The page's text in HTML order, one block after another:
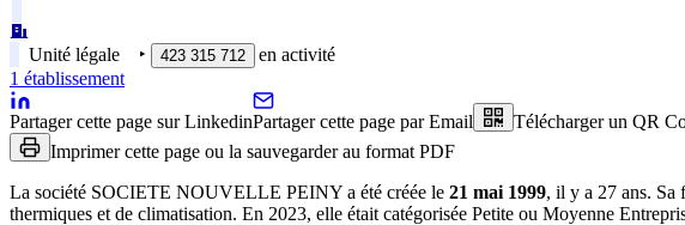
Unité légale ‣ 423 315 712
en activité
1 établissement
Partager cette page sur LinkedinPartager cette page par Email
Télécharger un QR
Imprimer cette page ou la sauvegarder au format PDF
La société SOCIETE NOUVELLE PEINY a été créée le 21 mai 1999, il y a 27 ans. Sa
thermiques et de climatisation. En 2023, elle était catégorisée Petite ou Moyenne